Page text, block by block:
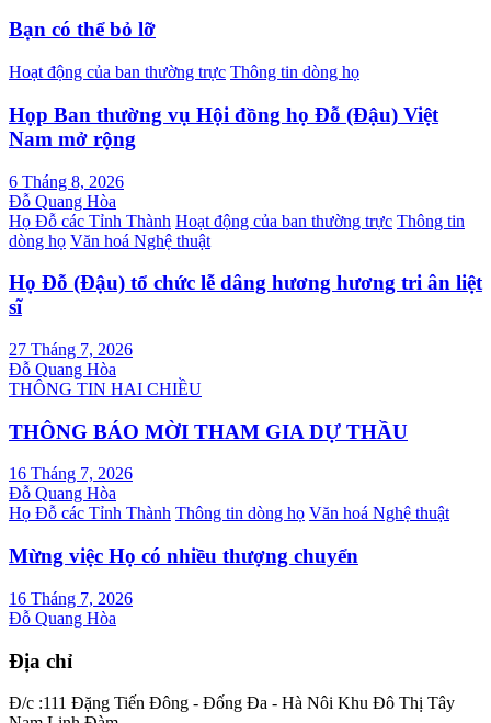
hướng
bài
viết
Bạn có thể bỏ lỡ
Hoạt động của ban thường trực Thông tin dòng họ
Họp Ban thường vụ Hội đồng họ Đỗ (Đậu) Việt
Nam mở rộng
6 Tháng 8, 2026
Đỗ Quang Hòa
Họ Đỗ các Tỉnh Thành Hoạt động của ban thường trực Thông tin
dòng họ Văn hoá Nghệ thuật
Họ Đỗ (Đậu) tổ chức lễ dâng hương hương tri ân liệt
sĩ
27 Tháng 7, 2026
Đỗ Quang Hòa
THÔNG TIN HAI CHIỀU
THÔNG BÁO MỜI THAM GIA DỰ THẦU
16 Tháng 7, 2026
Đỗ Quang Hòa
Họ Đỗ các Tỉnh Thành Thông tin dòng họ Văn hoá Nghệ thuật
Mừng việc Họ có nhiều thượng chuyển
16 Tháng 7, 2026
Đỗ Quang Hòa
Địa chỉ
Đ/c :111 Đặng Tiến Đông - Đống Đa - Hà Nôi Khu Đô Thị Tây